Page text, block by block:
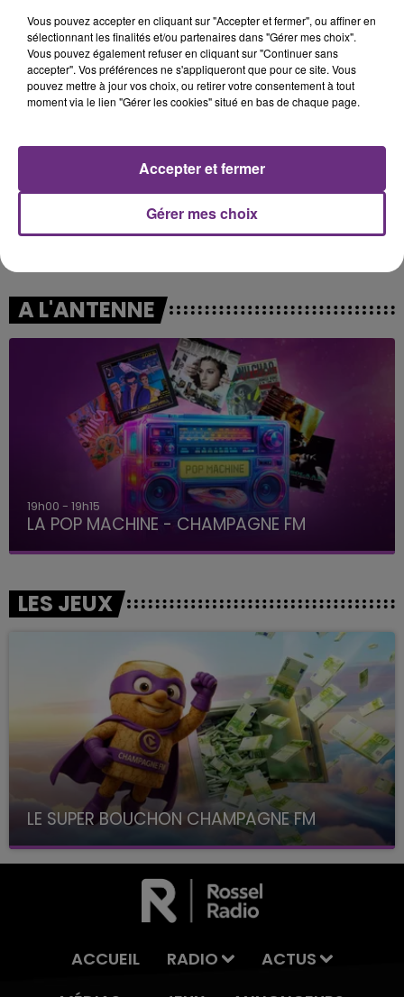
10h38
10h38
CRAIG DAVID
10h35
10h35
JEREMY FREROT
A L'ANTENNE
19h15 - 20h00
LA RADIO POP
LES JEUX
LE SUPER BOUCHON CHAMPAGNE FM
avec La Famille Champagne FM, à 8H10
ACCUEIL RADIO
ACTUS
Vous pouvez accepter en cliquant sur "Accepter et fermer", ou affiner en
sélectionnant les finalités et/ou partenaires dans "Gérer mes choix".
Vous pouvez également refuser en cliquant sur "Continuer sans
accepter". Vos préférences ne s'appliqueront que pour ce site. Vous
pouvez mettre à jour vos choix, ou retirer votre consentement à tout
moment via le lien "Gérer les cookies" situé en bas de chaque page.
Gérer mes choix
Accepter et fermer